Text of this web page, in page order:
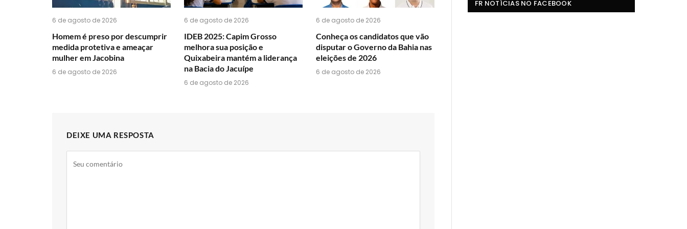
6 de agosto de 2026
Homem é preso por descumprir
medida protetiva e ameaçar
mulher em Jacobina
6 de agosto de 2026
6 de agosto de 2026
IDEB 2025: Capim Grosso
melhora sua posição e
Quixabeira mantém a liderança
na Bacia do Jacuípe
6 de agosto de 2026
6 de agosto de 2026
Conheça os candidatos que vão
disputar o Governo da Bahia nas
eleições de 2026
6 de agosto de 2026
DEIXE UMA RESPOSTA
FR NOTÍCIAS NO FACEBOOK